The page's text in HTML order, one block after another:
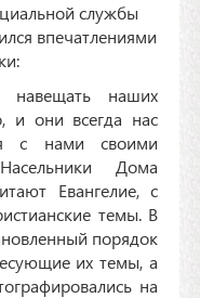
службы
впечатлениями
наших
и они всегда нас
с нами своими
Дома
Евангелие, с
темы. В
порядок
их темы, а
на